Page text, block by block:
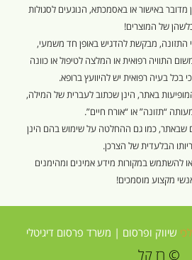
מדובר באישור או באסמכתא, הנוגעים לסגולות
של המוצרים!
התזונה, מבקשת להדגיש באופן חד משמעי,
התוויה רפואית או המלצה לטיפול או כוונה
בכל בעיה רפואית יש להיוועץ ברופא.
באתר, הינן שכתוב לעברית של המילה,
שבאתר, כמו גם ההחלטה על שימוש בהם הינן
הבלעדית של הצרכן.
להשתמש במקורות מידע אמינים ומהימנים
מקצוע מוסמכים!
שיווק ופרסום | משרד פרסום דיגיטלי
© רז קל